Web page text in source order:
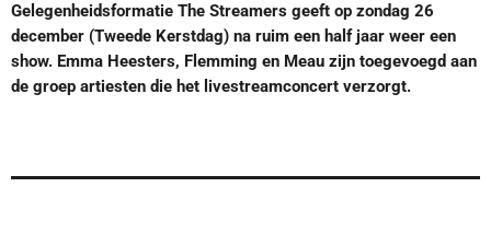
Gelegenheidsformatie The Streamers geeft op zondag 26
december (Tweede Kerstdag) na ruim een half jaar weer een
show. Emma Heesters, Flemming en Meau zijn toegevoegd aan
de groep artiesten die het livestreamconcert verzorgt.